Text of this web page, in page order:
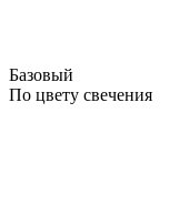
Базовый
По цвету свечения